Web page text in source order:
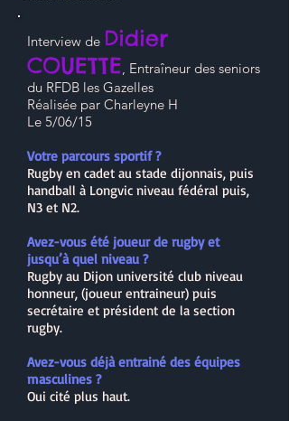
Interview de Didier
COUETTE, Entraîneur des seniors
du RFDB les Gazelles
Réalisée par Charleyne H
Le 5/06/15
Votre parcours sportif ?
Rugby en cadet au stade dijonnais, puis
handball à Longvic niveau fédéral puis,
N3 et N2.
Avez-vous été joueur de rugby et
jusqu’à quel niveau ?
Rugby au Dijon université club niveau
honneur, (joueur entraineur) puis
secrétaire et président de la section
rugby.
Avez-vous déjà entrainé des équipes
masculines ?
Oui cité plus haut.